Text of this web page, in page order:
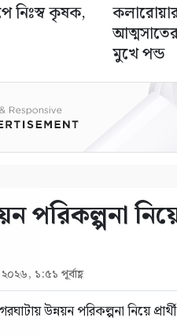
নিঃস্ব কৃষক,
আত্মসাতের
মুখে পন্ড
পরিকল্পনা
১:৫১ পূর্বাহ্ণ